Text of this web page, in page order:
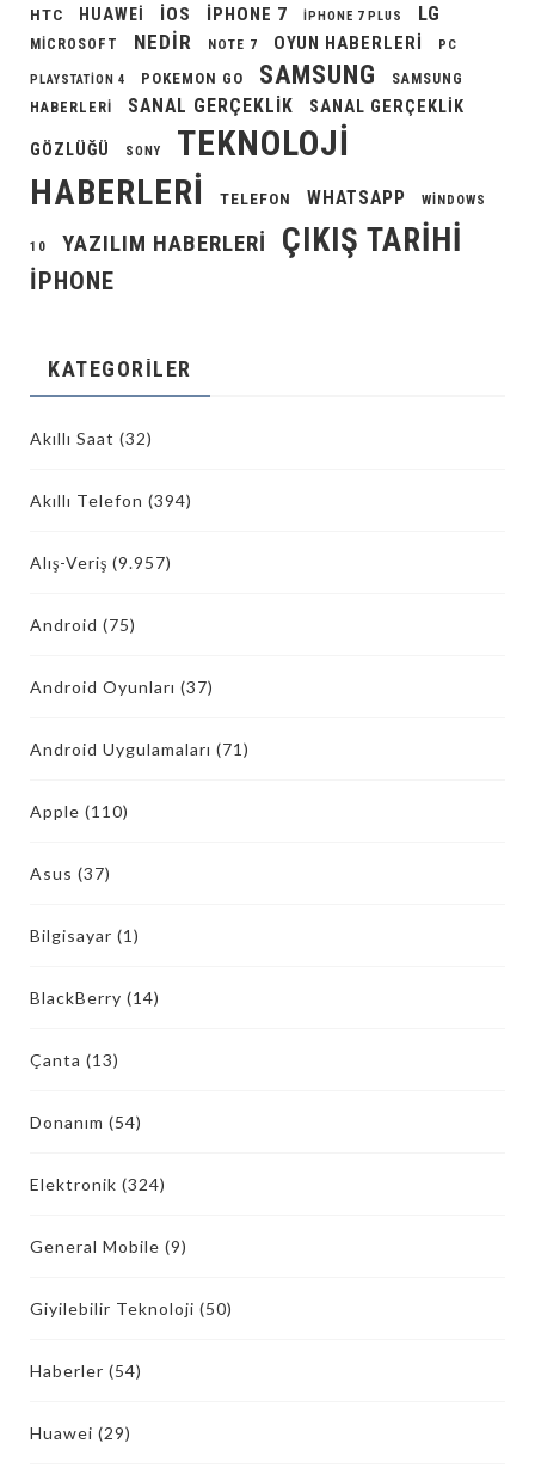
HTC
HUAWEI IOS IPHONE 7 IPHONE 7 PLUS LG
MICROSOFT NEDIR NOTE 7 OYUN HABERLERI PC
PLAYSTATION 4 POKEMON GO SAMSUNG
SAMSUNG
HABERLERI
SANAL GERÇEKLIK SANAL GERÇEKLIK
GÖZLÜĞÜ SONY
TEKNOLOJI
HABERLERI
TELEFON WHATSAPP WINDOWS
10 YAZILIM HABERLERI ÇIKIŞ TARIHI
İPHONE
KATEGORILER
Akıllı Saat (32)
Akıllı Telefon (394)
Alış-Veriş (9.957)
Android (75)
Android Oyunları (37)
Android Uygulamaları (71)
Apple (110)
Asus (37)
Bilgisayar (1)
BlackBerry (14)
Çanta (13)
Donanım (54)
Elektronik (324)
General Mobile (9)
Giyilebilir Teknoloji (50)
Haberler (54)
Huawei (29)